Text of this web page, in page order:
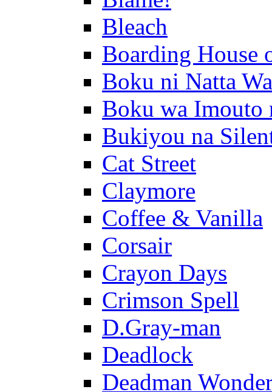
Bleach
Boarding House
Boku ni Natta
Boku wa
Bukiyou na
Cat Street
Claymore
Coffee & Vanilla
Corsair
Crayon Days
Crimson Spell
D.Gray-man
Deadlock
Deadman